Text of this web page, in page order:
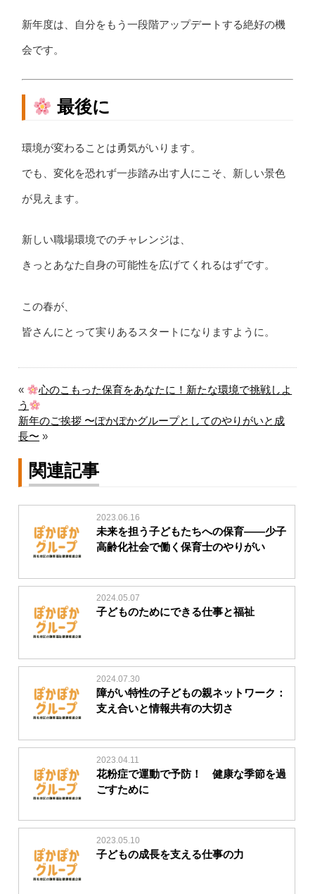
新年度は、自分をもう一段階アップデートする絶好の機
会です。
最後に
環境が変わることは勇気がいります。
でも、変化を恐れず一歩踏み出す人にこそ、新しい景色
が見えます。
新しい職場環境でのチャレンジは、
きっとあなた自身の可能性を広げてくれるはずです。
この春が、
皆さんにとって実りあるスタートになりますように。
«
心のこもった保育をあなたに！新たな環境で挑戦しよ
う
新年のご挨拶 〜ぽかぽかグループとしてのやりがいと成
長〜 »
関連記事
2023.06.16
未来を担う子どもたちへの保育――少子
高齢化社会で働く保育士のやりがい
2024.05.07
子どものためにできる仕事と福祉
2024.07.30
障がい特性の子どもの親ネットワーク：
支え合いと情報共有の大切さ
2023.04.11
花粉症で運動で予防！ 健康な季節を過
ごすために
2023.05.10
子どもの成長を支える仕事の力